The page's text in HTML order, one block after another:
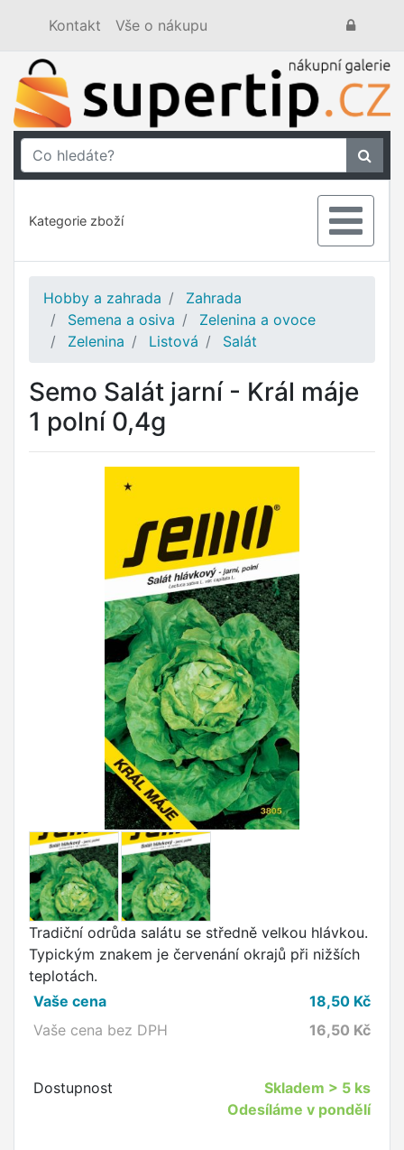
Kontakt Vše o nákupu
Kategorie zboží
Hobby a zahrada
Zahrada
Semena a osiva
Zelenina a ovoce
Zelenina
Listová Salát
Semo Salát jarní - Král máje
1 polní 0,4g
Tradiční odrůda salátu se středně velkou hlávkou.
Typickým znakem je červenání okrajů při nižších
teplotách.
Vaše cena
18,50 Kč
Vaše cena bez DPH
16,50 Kč
Dostupnost Skladem > 5 ks
Odesíláme v pondělí